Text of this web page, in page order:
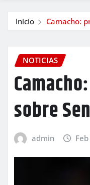
Inicio Camacho:
NOTICIAS
sobre
admin